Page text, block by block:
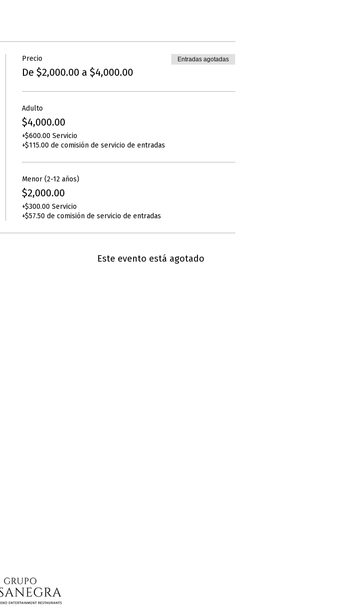
Precio
De $2,000.00 a $4,000.00
Entradas agotadas
Adulto
$4,000.00
+$600.00 Servicio
+$115.00 de comisión de servicio de entradas
Menor (2-12 años)
$2,000.00
+$300.00 Servicio
+$57.50 de comisión de servicio de entradas
Este evento está agotado